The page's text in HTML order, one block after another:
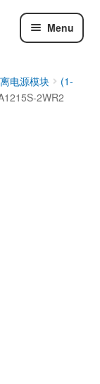
Menu
电源模块
(1-
2WR2